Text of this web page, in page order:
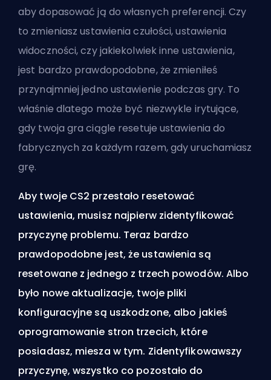
aby dopasować ją do własnych preferencji. Czy
to zmieniaszustawienia czułości,ustawienia
widoczności, czy jakiekolwiek inne ustawienia,
jest bardzo prawdopodobne, że zmieniłeś
przynajmniej jedno ustawienie podczas gry. To
właśnie dlatego może być niezwykle irytujące,
gdy twoja gra ciągle resetuje ustawienia do
fabrycznych za każdym razem, gdy uruchamiasz
grę.
Aby twoje CS2 przestało resetować
ustawienia, musisz najpierw zidentyfikować
przyczynę problemu. Teraz bardzo
prawdopodobne jest, że ustawienia są
resetowane z jednego z trzech powodów. Albo
było nowe aktualizacje, twoje pliki
konfiguracyjne są uszkodzone, albo jakieś
oprogramowanie stron trzecich, które
posiadasz, miesza w tym. Zidentyfikowawszy
przyczynę, wszystko co pozostało do